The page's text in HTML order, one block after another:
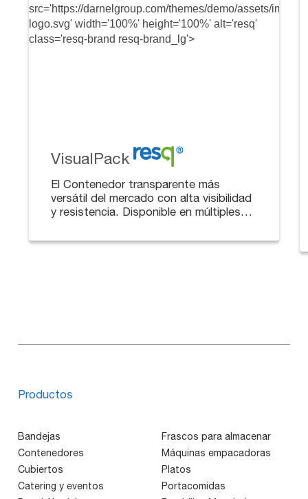
VisualPack
El Contenedor transparente más
versátil del mercado con alta visibilidad
y resistencia. Disponible en múltiples
Productos
Bandejas
Contenedores
Cubiertos
Catering y eventos
Frascos para almacenar
Máquinas empacadoras
Platos
Portacomidas